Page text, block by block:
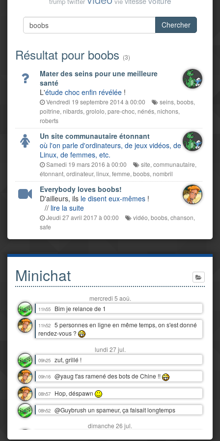
Chercher
Résultat pour boobs (3)
Mater des seins pour une meilleure
santé
L'étude choc enfin révélée !
Vendredi 19 septembre 2014 à 00:00 seins, boobs,
poitrine, nibards, grololo, pare-choc, nénés, nichons,
roberts
Un site communautaire étonnant
où l'on parle d'ordinateurs, de jeux vidéos, de
Linux, de femmes, etc.
Samedi 19 mars 2016 à 00:00 site, communautaire,
étonnant, ordinateur, linux, femme, boobs, nombril
Everybody loves boobs!
D'ailleurs, ils le disent eux-mêmes !
// lire la suite
Jeudi 27 avril 2017 à 00:00 vidéo, boobs, chanson,
safe
Minichat
mercredi 5 aoû.
11h55 Bim je relance de 1
11h52 5 personnes en ligne en même temps, on s'est donné
rendez-vous ?
lundi 27 jul.
09h25 zut, grillé !
09h16 @yaug t'as ramené des bots de Chine !!
08h57 Hop, déspawn
08h52 @Guybrush un spameur, ça faisait longtemps
dimanche 26 jul.